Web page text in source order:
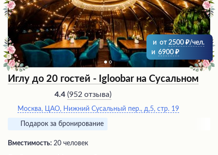
и от 2500
/чел.
и 6900
Иглу до 20 гостей - Igloobar на Сусальном
4.4 (952 отзыва)
Москва, ЦАО, Нижний Сусальный пер., д,5, стр. 19
Подарок за бронирование
Вместимость: 20 человек